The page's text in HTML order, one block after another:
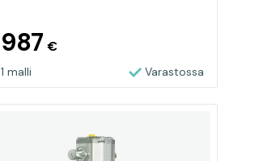
987€
1 malli Varastossa